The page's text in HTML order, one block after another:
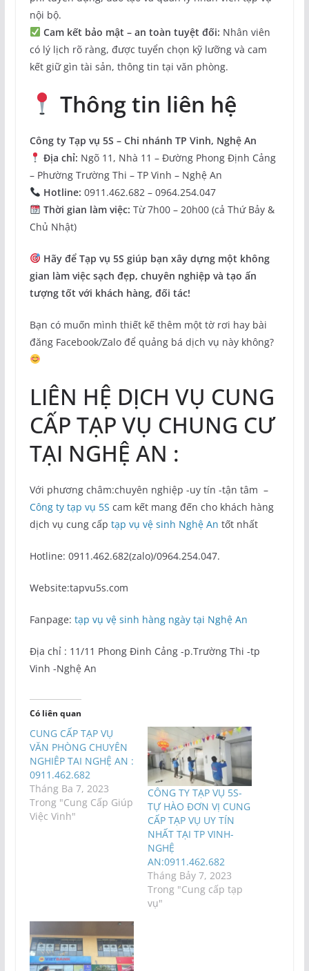
nội bộ.
Cam kết bảo mật – an toàn tuyệt đối: Nhân viên
có lý lịch rõ ràng, được tuyển chọn kỹ lưỡng và cam
kết giữ gìn tài sản, thông tin tại văn phòng.
Thông tin liên hệ
Công ty Tạp vụ 5S – Chi nhánh TP Vinh, Nghệ An
Địa chỉ: Ngõ 11, Nhà 11 – Đường Phong Định Cảng
– Phường Trường Thi – TP Vinh – Nghệ An
Hotline: 0911.462.682 – 0964.254.047
Thời gian làm việc: Từ 7h00 – 20h00 (cả Thứ Bảy &
Chủ Nhật)
Hãy để Tạp vụ 5S giúp bạn xây dựng một không
gian làm việc sạch đẹp, chuyên nghiệp và tạo ấn
tượng tốt với khách hàng, đối tác!
Bạn có muốn mình thiết kế thêm một tờ rơi hay bài
đăng Facebook/Zalo để quảng bá dịch vụ này không?
LIÊN HỆ DỊCH VỤ CUNG
CẤP TẠP VỤ CHUNG CƯ
TẠI NGHỆ AN :
Với phương châm:chuyên nghiệp -uy tín -tận tâm –
Công ty tạp vụ 5S cam kết mang đến cho khách hàng
dịch vụ cung cấp tạp vụ vệ sinh Nghệ An tốt nhất
Hotline: 0911.462.682(zalo)/0964.254.047.
Website:tapvu5s.com
Fanpage: tạp vụ vệ sinh hàng ngày tại Nghệ An
Địa chỉ : 11/11 Phong Đinh Cảng -p.Trường Thi -tp
Vinh -Nghệ An
Có liên quan
CUNG CẤP TẠP VỤ
VĂN PHÒNG CHUYÊN
NGHIÊP TAI NGHỆ AN :
0911.462.682
Tháng Ba 7, 2023
Trong "Cung Cấp Giúp
Việc Vinh"
CÔNG TY TẠP VỤ 5S-
TỰ HÀO ĐƠN VỊ CUNG
CẤP TẠP VỤ UY TÍN
NHẤT TẠI TP VINH-
NGHỆ
AN:0911.462.682
Tháng Bảy 7, 2023
Trong "Cung cấp tạp
vụ"